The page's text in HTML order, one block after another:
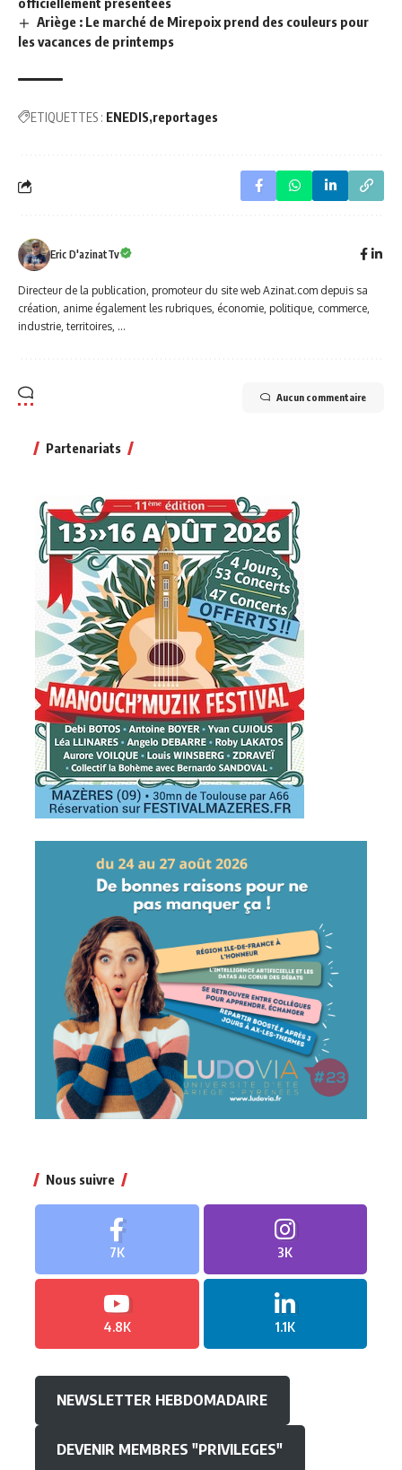
Ariège : Le marché de Mirepoix prend des couleurs pour
les vacances de printemps
ETIQUETTES : ENEDIS reportages
Eric D'azinatTv
Directeur de la publication, promoteur du site web Azinat.com depuis sa
création, anime également les rubriques, économie, politique, commerce,
industrie, territoires, ...
Aucun commentaire
Partenariats
Nous suivre
7K 3K
4.8K 1.1K
NEWSLETTER HEBDOMADAIRE
DEVENIR MEMBRES "PRIVILEGES"